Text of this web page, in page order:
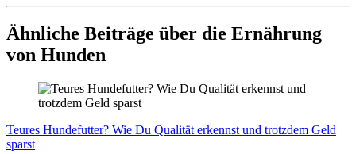
Ähnliche Beiträge über die Ernährung
von Hunden
Teu­res Hun­de­fut­ter? Wie Du Qua­li­tät erkennst und trotz­dem Geld
sparst